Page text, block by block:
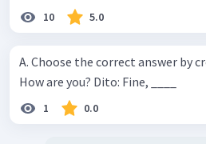
10 5.0
A. Choose the correct answer by
How are you? Dito: Fine, ____
1 0.0